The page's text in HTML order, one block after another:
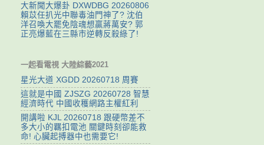
大新聞大爆卦 DXWDBG 20260806
賴苡任扒光中聯毒油門神了? 沈伯
洋召喚大罷免陰魂想贏蔣萬安? 郭
正亮爆藍在三縣市逆轉反殺綠了!
一起看電視 大陸綜藝2021
星光大道 XGDD 20260718 周賽
這就是中國 ZJSZG 20260728 智慧
經濟時代 中國收穫網路主權紅利
開講啦 KJL 20260718 跟硬幣差不
多大小的羈扣電池 關鍵時刻卻能救
命! 心臟起搏器中也需要它!